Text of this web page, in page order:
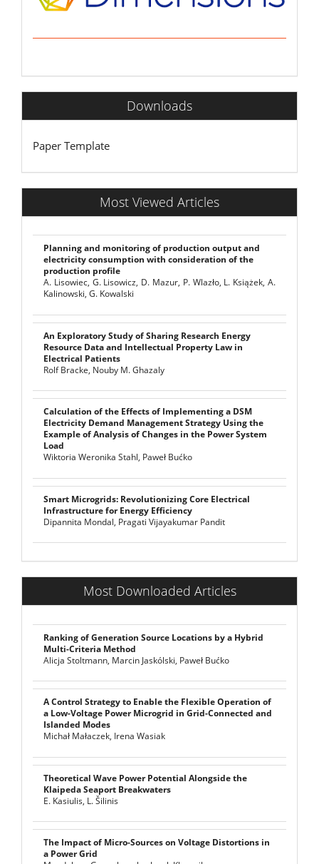
Downloads
Paper Template
Most Viewed Articles
Planning and monitoring of production output and
electricity consumption with consideration of the
production profile
A. Lisowiec, G. Lisowicz, D. Mazur, P. Wlazło, L. Książek, A.
Kalinowski, G. Kowalski
An Exploratory Study of Sharing Research Energy
Resource Data and Intellectual Property Law in
Electrical Patients
Rolf Bracke, Nouby M. Ghazaly
Calculation of the Effects of Implementing a DSM
Electricity Demand Management Strategy Using the
Example of Analysis of Changes in the Power System
Load
Wiktoria Weronika Stahl, Paweł Bućko
Smart Microgrids: Revolutionizing Core Electrical
Infrastructure for Energy Efficiency
Dipannita Mondal, Pragati Vijayakumar Pandit
Most Downloaded Articles
Ranking of Generation Source Locations by a Hybrid
Multi-Criteria Method
Alicja Stoltmann, Marcin Jaskólski, Paweł Bućko
A Control Strategy to Enable the Flexible Operation of
a Low-Voltage Power Microgrid in Grid-Connected and
Islanded Modes
Michał Małaczek, Irena Wasiak
Theoretical Wave Power Potential Alongside the
Klaipeda Seaport Breakwaters
E. Kasiulis, L. Šilinis
The Impact of Micro-Sources on Voltage Distortions in
a Power Grid